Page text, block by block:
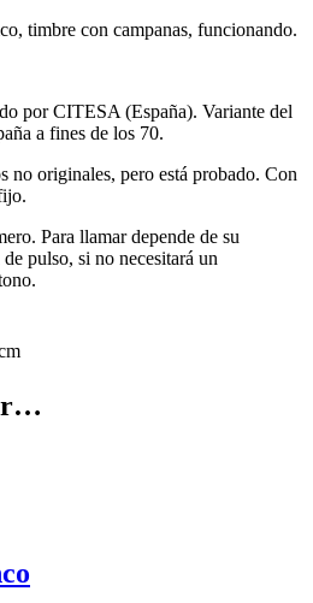
timbre con campanas, funcionando.
por CITESA (España). Variante del
a fines de los 70.
no originales, pero está probado. Con
Para llamar depende de su
pulso, si no necesitará un